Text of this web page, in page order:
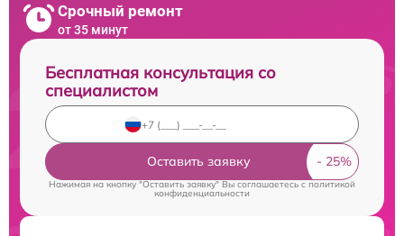
Срочный ремонт
от 35 минут
Бесплатная консультация со
специалистом
Оставить заявку
Нажимая на кнопку "Оставить заявку" Вы соглашаетесь cполитикой
конфиденциальности